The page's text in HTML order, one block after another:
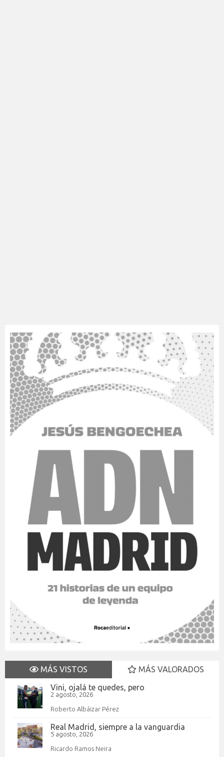
MÁS VISTOS
MÁS VALORADOS
Vini, ojalá te quedes, pero
2 agosto, 2026
Roberto Albáizar Pérez
Real Madrid, siempre a la vanguardia
5 agosto, 2026
Ricardo Ramos Neira